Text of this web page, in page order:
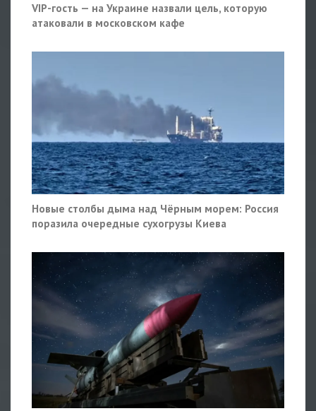
VIP-гость — на Украине назвали цель, которую
атаковали в московском кафе
Новые столбы дыма над Чёрным морем: Россия
поразила очередные сухогрузы Киева